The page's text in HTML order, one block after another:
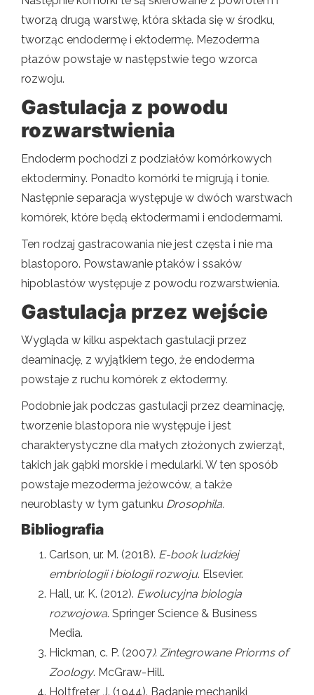
tworzą drugą warstwę, która składa się w środku,
tworząc endodermę i ektodermę. Mezoderma
płazów powstaje w następstwie tego wzorca
rozwoju.
Gastulacja z powodu
rozwarstwienia
Endoderm pochodzi z podziałów komórkowych
ektoderminy. Ponadto komórki te migrują i tonie.
Następnie separacja występuje w dwóch warstwach
komórek, które będą ektodermami i endodermami.
Ten rodzaj gastracowania nie jest częsta i nie ma
blastoporo. Powstawanie ptaków i ssaków
hipoblastów występuje z powodu rozwarstwienia.
Gastulacja przez wejście
Wygląda w kilku aspektach gastulacji przez
deaminację, z wyjątkiem tego, że endoderma
powstaje z ruchu komórek z ektodermy.
Podobnie jak podczas gastulacji przez deaminację,
tworzenie blastopora nie występuje i jest
charakterystyczne dla małych złożonych zwierząt,
takich jak gąbki morskie i medularki. W ten sposób
powstaje mezoderma jeżowców, a także
neuroblasty w tym gatunku Drosophila.
Bibliografia
Carlson, ur. M. (2018). E-book ludzkiej
embriologii i biologii rozwoju. Elsevier.
Hall, ur. K. (2012). Ewolucyjna biologia
rozwojowa. Springer Science & Business
Media.
Hickman, c. P. (2007). Zintegrowane Priorms of
Zoology. McGraw-Hill.
Holtfreter, J. (1944). Badanie mechaniki